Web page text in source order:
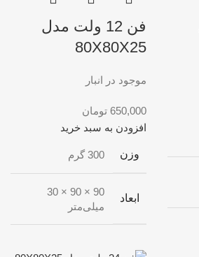
فن 12 ولت مدل
80X80X25
موجود در انبار
650,000 تومان
افزودن به سبد خرید
وزن 300 گرم
ابعاد
90 × 90 × 30
میلی‌متر